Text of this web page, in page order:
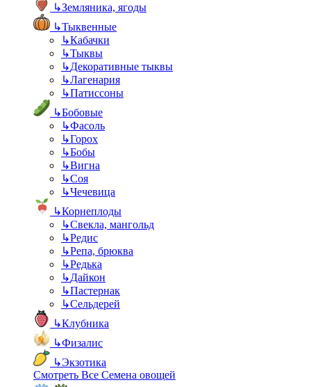
↳Земляника, ягоды
↳Тыквенные
↳Кабачки
↳Тыквы
↳Декоративные тыквы
↳Лагенария
↳Патиссоны
↳Бобовые
↳Фасоль
↳Горох
↳Бобы
↳Вигна
↳Соя
↳Чечевица
↳Корнеплоды
↳Свекла, мангольд
↳Редис
↳Репа, брюква
↳Редька
↳Дайкон
↳Пастернак
↳Сельдерей
↳Клубника
↳Физалис
↳Экзотика
Смотреть Все Семена овощей